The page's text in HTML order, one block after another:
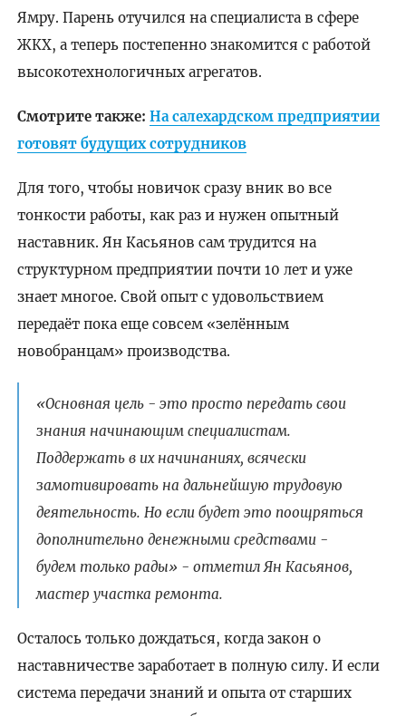
Ямру. Парень отучился на специалиста в сфере
ЖКХ, а теперь постепенно знакомится с работой
высокотехнологичных агрегатов.
Смотрите также: На салехардском предприятии
готовят будущих сотрудников
Для того, чтобы новичок сразу вник во все
тонкости работы, как раз и нужен опытный
наставник. Ян Касьянов сам трудится на
структурном предприятии почти 10 лет и уже
знает многое. Свой опыт с удовольствием
передаёт пока еще совсем «зелённым
новобранцам» производства.
«Основная цель - это просто передать свои
знания начинающим специалистам.
Поддержать в их начинаниях, всячески
замотивировать на дальнейшую трудовую
деятельность. Но если будет это поощряться
дополнительно денежными средствами -
будем только рады» - отметил Ян Касьянов,
мастер участка ремонта.
Осталось только дождаться, когда закон о
наставничестве заработает в полную силу. И если
система передачи знаний и опыта от старших